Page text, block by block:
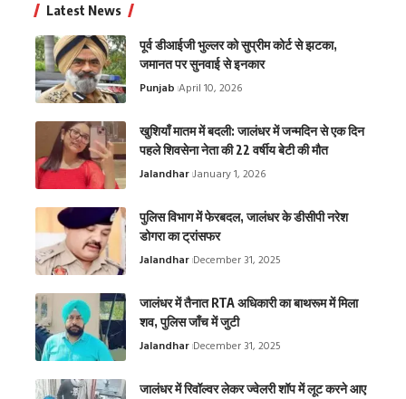
Latest News
पूर्व डीआईजी भुल्लर को सुप्रीम कोर्ट से झटका,
जमानत पर सुनवाई से इनकार
Punjab April 10, 2026
खुशियाँ मातम में बदली: जालंधर में जन्मदिन से एक दिन
पहले शिवसेना नेता की 22 वर्षीय बेटी की मौत
Jalandhar January 1, 2026
पुलिस विभाग में फेरबदल, जालंधर के डीसीपी नरेश
डोगरा का ट्रांसफर
Jalandhar December 31, 2025
जालंधर में तैनात RTA अधिकारी का बाथरूम में मिला
शव, पुलिस जाँच में जुटी
Jalandhar December 31, 2025
जालंधर में रिवॉल्वर लेकर ज्वेलरी शॉप में लूट करने आए